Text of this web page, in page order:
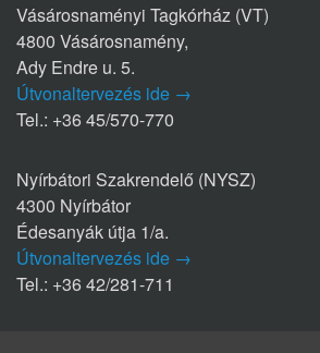
Vásárosnaményi Tagkórház (VT)
4800 Vásárosnamény,
Ady Endre u. 5.
Útvonaltervezés ide →
Tel.: +36 45/570-770
Nyírbátori Szakrendelő (NYSZ)
4300 Nyírbátor
Édesanyák útja 1/a.
Útvonaltervezés ide →
Tel.: +36 42/281-711